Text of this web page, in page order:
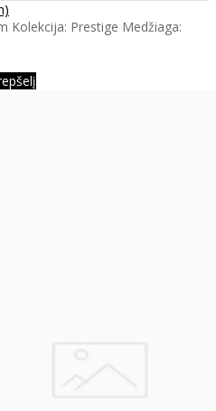
Kolekcija: Prestige Medžiaga: